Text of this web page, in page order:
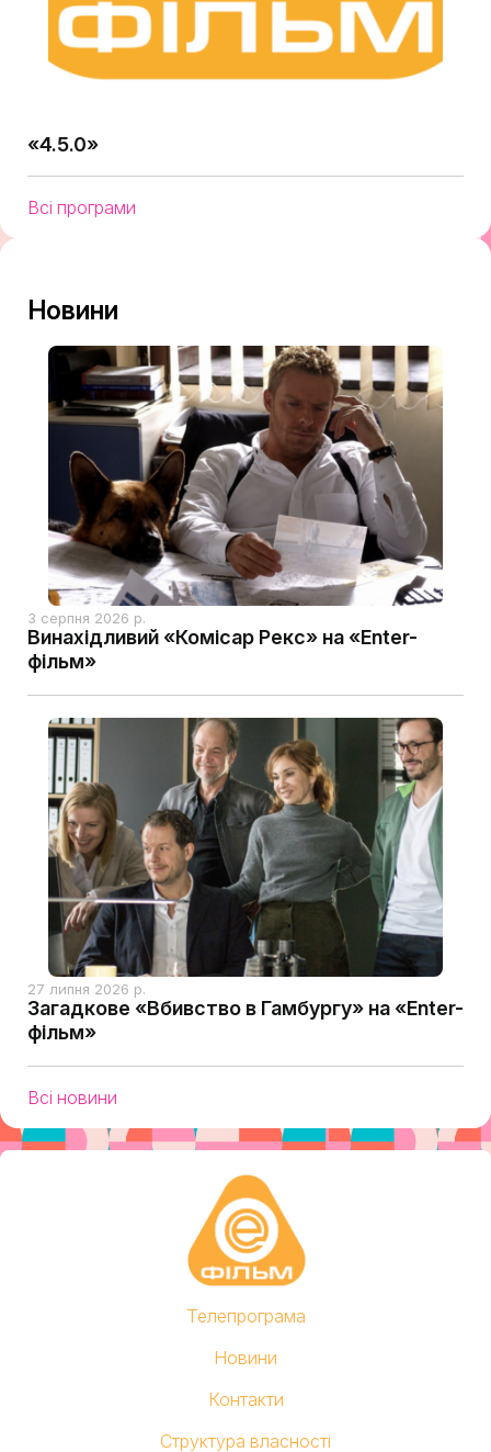
«4.5.0»
Всі програми
Новини
3 серпня 2026 р.
Винахідливий «Комісар Рекс» на «Enter-
фільм»
27 липня 2026 р.
Загадкове «Вбивство в Гамбургу» на «Enter-
фільм»
Всі новини
Телепрограма
Новини
Контакти
Структура власності